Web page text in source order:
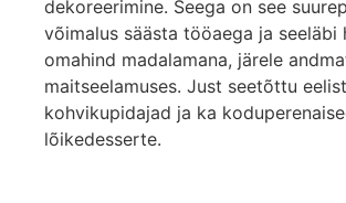
dekoreerimine. Seega on see
võimalus säästa tööaega ja seeläbi
omahind madalamana, järele
maitseelamuses. Just seetõttu
kohvikupidajad ja ka
lõikedesserte.